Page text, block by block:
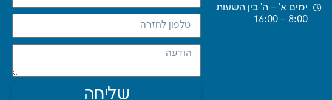
ימים א’ – ה’ בין השעות
8:00 – 16:00
שליחה